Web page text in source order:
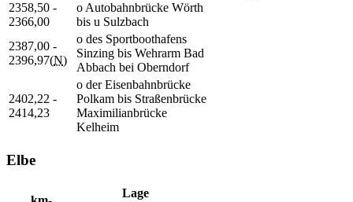
2358,50 -
2366,00
o Autobahnbrücke Wörth
bis u Sulzbach
2387,00 -
2396,97(N)
o des Sportboothafens
Sinzing bis Wehrarm Bad
Abbach bei Oberndorf
2402,22 -
2414,23
o der Eisenbahnbrücke
Polkam bis Straßenbrücke
Maximilianbrücke
Kelheim
Elbe
Lage